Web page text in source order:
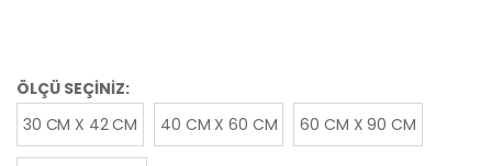
ÖLÇÜ SEÇİNİZ:
30 CM X 42 CM
40 CM X 60 CM 60 CM X 90 CM